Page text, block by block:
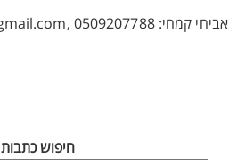
אביחי קמחי: avihaikimhai@gmail.com, 0509207788
חיפוש כתבות